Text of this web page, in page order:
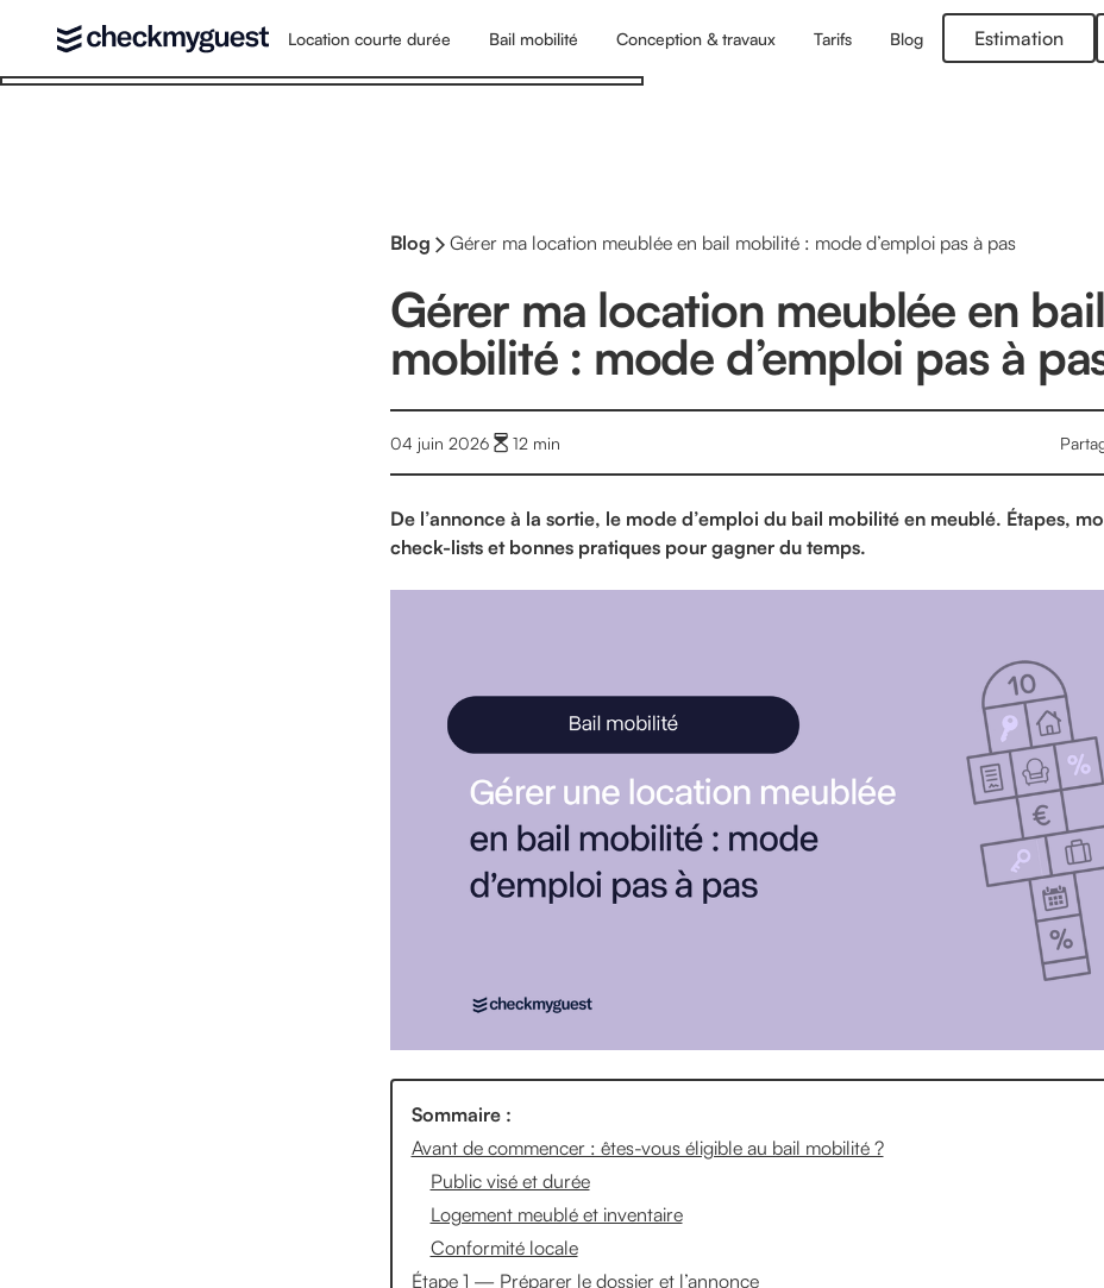
Location courte durée Bail mobilité Conception & travaux Tarifs Blog Estimation
Blog Gérer ma location meublée en bail mobilité : mode d’emploi pas à pas
Gérer ma location meublée en bail
mobilité : mode d’emploi pas à
04 juin 2026 12 min
De l’annonce à la sortie, le mode d’emploi du bail mobilité en meublé. Étapes,
check-lists et bonnes pratiques pour gagner du temps.
Sommaire :
Avant de commencer : êtes-vous éligible au bail mobilité ?
Public visé et durée
Logement meublé et inventaire
Conformité locale
Étape 1 — Préparer le dossier et l’annonce